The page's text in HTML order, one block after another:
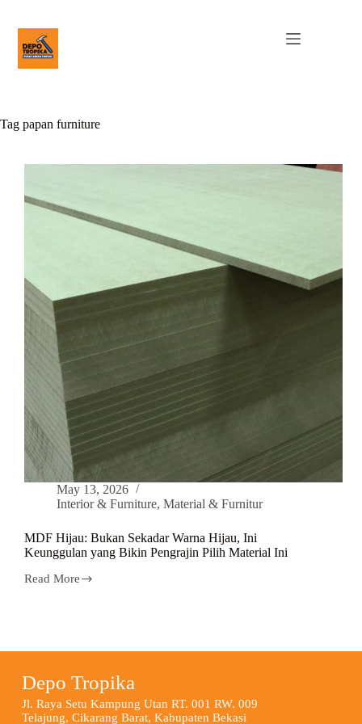
Tag papan furniture
May 13, 2026
Interior & Furniture, Material & Furnitur
MDF Hijau: Bukan Sekadar Warna Hijau, Ini
Keunggulan yang Bikin Pengrajin Pilih Material Ini
Read More
Depo Tropika
Jl. Raya Setu Kampung Utan RT. 001 RW. 009
Telajung, Cikarang Barat, Kabupaten Bekasi